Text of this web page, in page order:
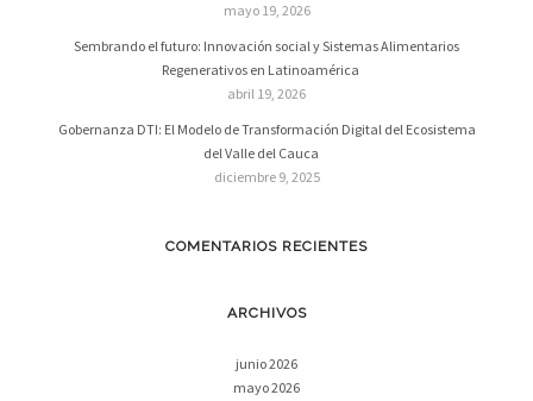
mayo 19, 2026
Sembrando el futuro: Innovación social y Sistemas Alimentarios
Regenerativos en Latinoamérica
abril 19, 2026
Gobernanza DTI: El Modelo de Transformación Digital del Ecosistema
del Valle del Cauca
diciembre 9, 2025
COMENTARIOS RECIENTES
ARCHIVOS
junio 2026
mayo 2026